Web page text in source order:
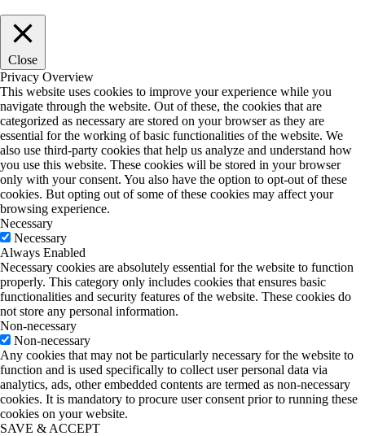
Close
Privacy Overview
This website uses cookies to improve your experience while you
navigate through the website. Out of these, the cookies that are
categorized as necessary are stored on your browser as they are
essential for the working of basic functionalities of the website. We
also use third-party cookies that help us analyze and understand how
you use this website. These cookies will be stored in your browser
only with your consent. You also have the option to opt-out of these
cookies. But opting out of some of these cookies may affect your
browsing experience.
Necessary
Necessary
Always Enabled
Necessary cookies are absolutely essential for the website to function
properly. This category only includes cookies that ensures basic
functionalities and security features of the website. These cookies do
not store any personal information.
Non-necessary
Non-necessary
Any cookies that may not be particularly necessary for the website to
function and is used specifically to collect user personal data via
analytics, ads, other embedded contents are termed as non-necessary
cookies. It is mandatory to procure user consent prior to running these
cookies on your website.
SAVE & ACCEPT